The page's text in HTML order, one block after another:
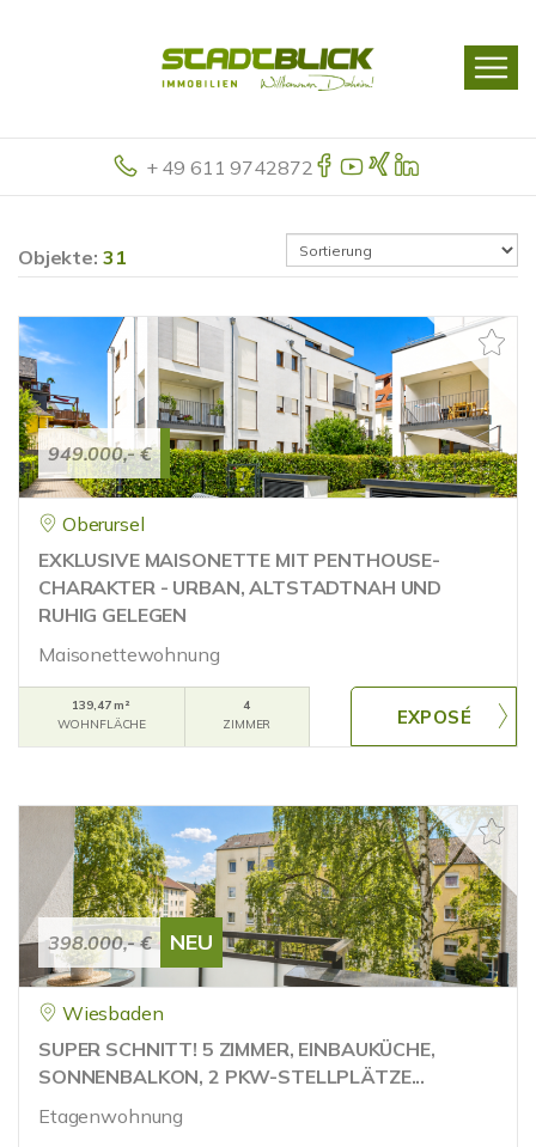
+ 49 611 9742872
Objekte: 31
949.000,- €
Oberursel
EXKLUSIVE MAISONETTE MIT PENTHOUSE-
CHARAKTER - URBAN, ALTSTADTNAH UND
RUHIG GELEGEN
Maisonettewohnung
139,47 m²
WOHNFLÄCHE
4
ZIMMER
398.000,- € NEU
Wiesbaden
SUPER SCHNITT! 5 ZIMMER, EINBAUKÜCHE,
SONNENBALKON, 2 PKW-STELLPLÄTZE...
Etagenwohnung